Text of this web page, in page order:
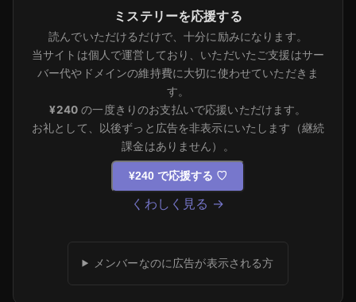
ミステリーを応援する
読んでいただけるだけで、十分に励みになります。
当サイトは個人で運営しており、いただいたご支援はサー
バー代やドメインの維持費に大切に使わせていただきま
す。
¥240 の一度きりのお支払いで応援いただけます。
お礼として、以後ずっと広告を非表示にいたします（継続
課金はありません）。
¥240 で応援する ♡
くわしく見る →
メンバーなのに広告が表示される方